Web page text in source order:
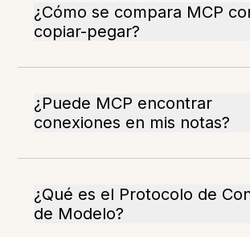
¿Cómo se compara MCP
copiar-pegar?
¿Puede MCP encontrar
conexiones en mis notas?
¿Qué es el Protocolo de
de Modelo?